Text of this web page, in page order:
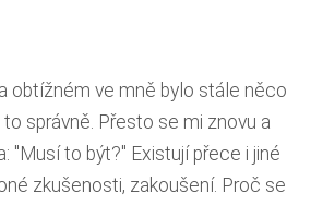
obtížném ve mně bylo stále něco
správně. Přesto se mi znovu a
"Musí to být?" Existují přece i jiné
zkušenosti, zakoušení. Proč se